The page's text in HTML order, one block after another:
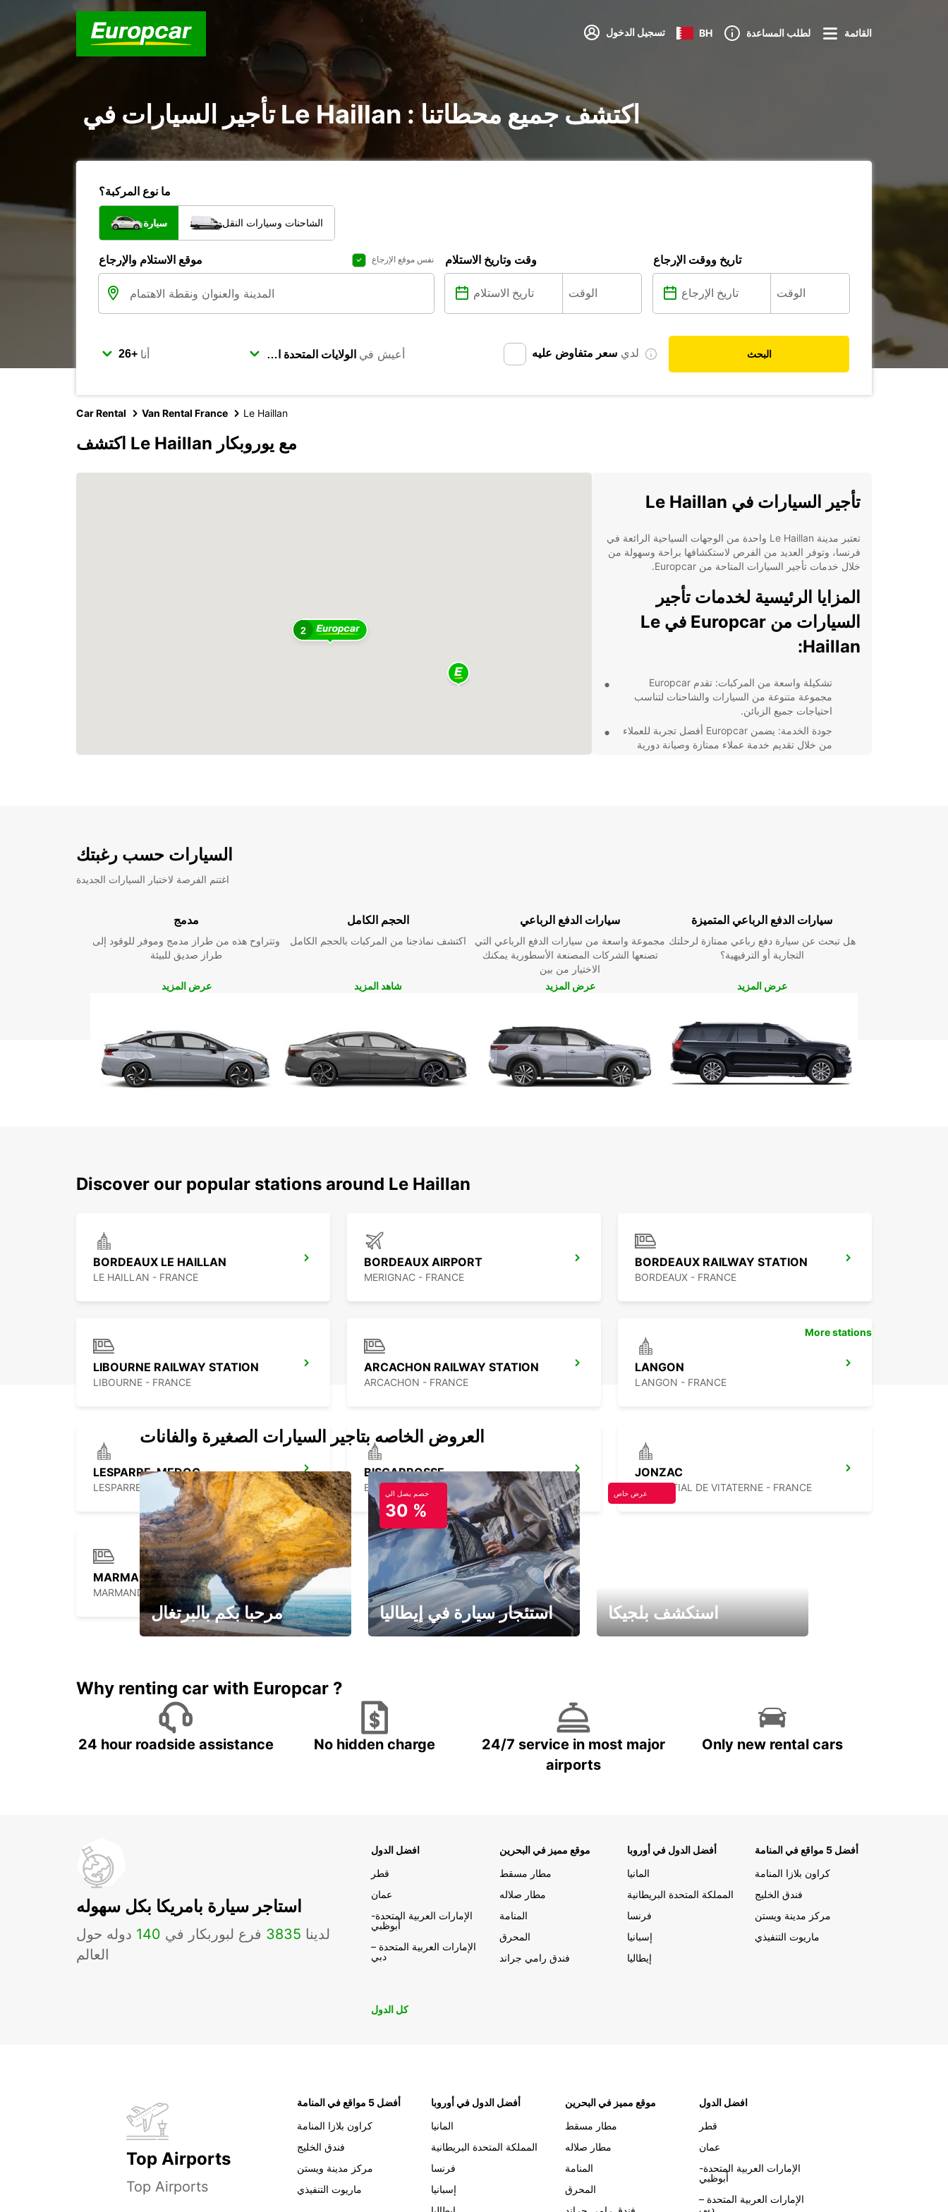
تسجيل الدخول BH لطلب المساعدة القائمة
تأجير السيارات في Le Haillan : اكتشف جميع محطاتنا
ما نوع المركبة؟
سيارة الشاحنات وسيارات النقل
موقع الاستلام والإرجاع نفس موقع الإرجاع وقت وتاريخ الاستلام تاريخ ووقت الإرجاع
أنا أعيش في لدي سعر متفاوض عليه البحث
Car Rental Van Rental France Le Haillan
اكتشف Le Haillan مع يوروبكار
2
تأجير السيارات في Le Haillan
تعتبر مدينة Le Haillan واحدة من الوجهات السياحية الرائعة في
فرنسا، وتوفر العديد من الفرص لاستكشافها براحة وسهولة من
خلال خدمات تأجير السيارات المتاحة من Europcar.
المزايا الرئيسية لخدمات تأجير
السيارات من Europcar في Le
Haillan:
تشكيلة واسعة من المركبات: تقدم Europcar
مجموعة متنوعة من السيارات والشاحنات لتناسب
احتياجات جميع الزبائن.
جودة الخدمة: يضمن Europcar أفضل تجربة للعملاء
من خلال تقديم خدمة عملاء ممتازة وصيانة دورية
لتجربة استئجار سيارة لا تُنسى!
السيارات حسب رغبتك
اغتنم الفرصة لاختبار السيارات الجديدة
مدمج
وتتراوح هذه من طراز مدمج وموفر للوقود إلى
طراز صديق للبيئة
عرض المزيد
الحجم الكامل
اكتشف نماذجنا من المركبات بالحجم الكامل
شاهد المزيد
سيارات الدفع الرباعي
مجموعة واسعة من سيارات الدفع الرباعي التي
تصنعها الشركات المصنعة الأسطورية يمكنك
الاختيار من بين
عرض المزيد
سيارات الدفع الرباعي المتميزة
هل تبحث عن سيارة دفع رباعي ممتازة لرحلتك
التجارية أو الترفيهية؟
عرض المزيد
Discover our popular stations around Le Haillan
BORDEAUX LE HAILLAN
LE HAILLAN - FRANCE
BORDEAUX AIRPORT
MERIGNAC - FRANCE
BORDEAUX RAILWAY STATION
BORDEAUX - FRANCE
LIBOURNE RAILWAY STATION
LIBOURNE - FRANCE
ARCACHON RAILWAY STATION
ARCACHON - FRANCE
LANGON
LANGON - FRANCE
LESPARRE-MEDOC
LESPARRE-MEDOC - FRANCE
BISCARROSSE
BISCARROSSE - FRANCE
JONZAC
ST MARTIAL DE VITATERNE - FRANCE
MARMANDE RAILWAY STATION
MARMANDE - FRANCE
More stations
العروض الخاصه بتاجير السيارات الصغيرة والفانات
مرحبا بكم بالبرتغال
خصم يصل الي
30 %
استئجار سيارة في إيطاليا
عرض خاص
اسنكشف بلجيكا
Why renting car with Europcar ?
24 hour roadside assistance No hidden charge
24/7 service in most major
airports
Only new rental cars
استاجر سيارة بامريكا بكل سهوله
لدينا 3835 فرع لبوربكار في 140 دوله حول
العالم
افضل الدول
قطر
عمان
الإمارات العربية المتحدة-
أبوظبي
الإمارات العربية المتحدة –
دبي
موقع مميز في البحرين
مطار مسقط
مطار صلاله
المنامة
المحرق
فندق رامي جراند
أفضل الدول في أوروبا
المانيا
المملكة المتحدة البريطانية
فرنسا
إسبانيا
إيطاليا
أفضل 5 مواقع في المنامة
كراون بلازا المنامة
فندق الخليج
مركز مدينة ويستن
ماريوت التنفيذي
كل الدول
Top Airports
Top Airports
أفضل 5 مواقع في المنامة
كراون بلازا المنامة
فندق الخليج
مركز مدينة ويستن
ماريوت التنفيذي
أفضل الدول في أوروبا
المانيا
المملكة المتحدة البريطانية
فرنسا
إسبانيا
موقع مميز في البحرين
مطار مسقط
مطار صلاله
المنامة
المحرق
افضل الدول
قطر
عمان
الإمارات العربية المتحدة-
أبوظبي
الإمارات العربية المتحدة –
دبي